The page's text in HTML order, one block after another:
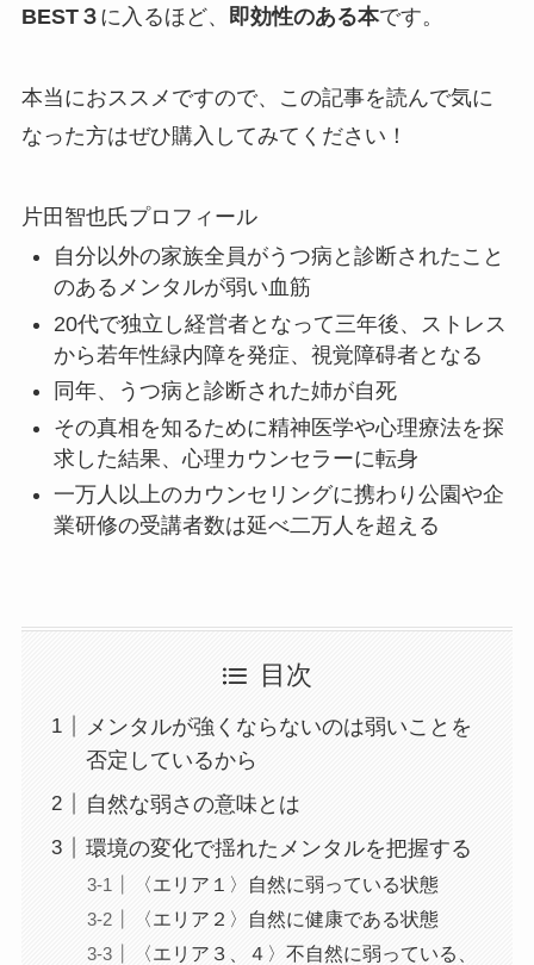
BEST３ に入るほど、 即効性のある本です。
本当におススメですので、この記事を読んで気に
なった方はぜひ購入してみてください！
片田智也氏プロフィール
自分以外の家族全員がうつ病と診断されたこと
のあるメンタルが弱い血筋
20代で独立し経営者となって三年後、ストレス
から若年性緑内障を発症、視覚障碍者となる
同年、うつ病と診断された姉が自死
その真相を知るために精神医学や心理療法を探
求した結果、心理カウンセラーに転身
一万人以上のカウンセリングに携わり公園や企
業研修の受講者数は延べ二万人を超える
目次
メンタルが強くならないのは弱いことを
否定しているから
自然な弱さの意味とは
環境の変化で揺れたメンタルを把握する
〈エリア１〉自然に弱っている状態
〈エリア２〉自然に健康である状態
〈エリア３、４〉不自然に弱っている、